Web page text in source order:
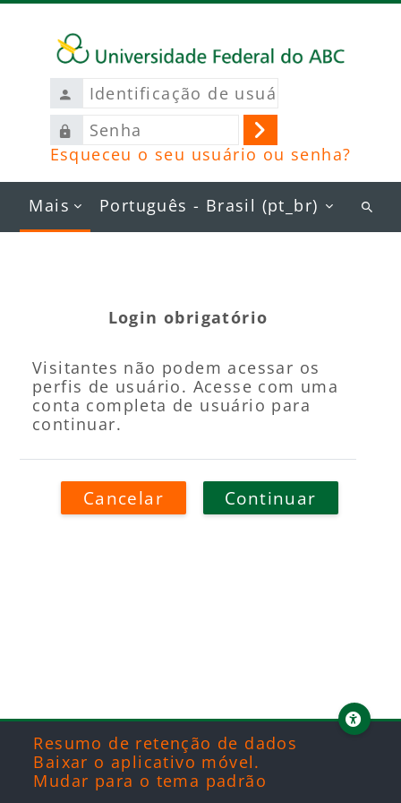
Ir para o conteúdo principal
Identificação
de
usuário
Senha
Acessar
Esqueceu o seu usuário ou senha?
Mais Português - Brasil ‎(pt_br)‎
Login obrigatório
Visitantes não podem acessar os
perfis de usuário. Acesse com uma
conta completa de usuário para
continuar.
Cancelar Continuar
Resumo de retenção de dados
Baixar o aplicativo móvel.
Mudar para o tema padrão